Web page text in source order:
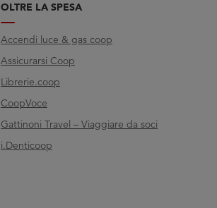
OLTRE LA SPESA
Accendi luce & gas coop
Assicurarsi Coop
Librerie.coop
CoopVoce
Gattinoni Travel – Viaggiare da soci
i.Denticoop